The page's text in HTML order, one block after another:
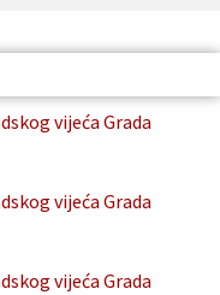
vijeća Grada
vijeća Grada
vijeća Grada